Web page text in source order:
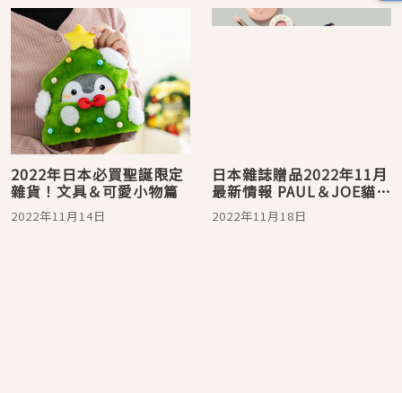
2022年日本必買聖誕限定
雜貨！文具＆可愛小物篇
2022年11月14日
日本雜誌贈品2022年11月
最新情報 PAUL＆JOE貓咪
收納包＆FEILER文具組太
誘人！
2022年11月18日